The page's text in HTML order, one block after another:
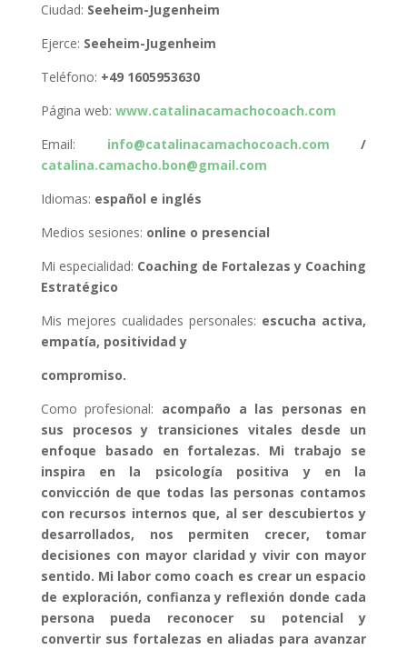
Ciudad: Seeheim-Jugenheim
Ejerce: Seeheim-Jugenheim
Teléfono: +49 1605953630
Página web: www.catalinacamachocoach.com
Email:
info@catalinacamachocoach.com /
catalina.camacho.bon@gmail.com
Idiomas: español e inglés
Medios sesiones: online o presencial
Mi especialidad: Coaching de Fortalezas y Coaching
Estratégico
Mis mejores cualidades personales: escucha activa,
empatía, positividad y
compromiso.
Como profesional: acompaño a las personas en
sus procesos y transiciones vitales desde un
enfoque basado en fortalezas. Mi trabajo se
inspira en la psicología positiva y en la
convicción de que todas las personas contamos
con recursos internos que, al ser descubiertos y
desarrollados, nos permiten crecer, tomar
decisiones con mayor claridad y vivir con mayor
sentido. Mi labor como coach es crear un espacio
de exploración, confianza y reflexión donde cada
persona pueda reconocer su potencial y
convertir sus fortalezas en aliadas para avanzar